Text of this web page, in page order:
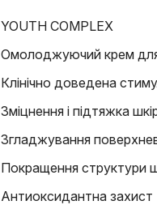
YOUTH COMPLEX
Омолоджуючий крем для
Клінічно доведена
Зміцнення і підтяжка
Згладжування
Покращення структури
Антиоксидантна захист